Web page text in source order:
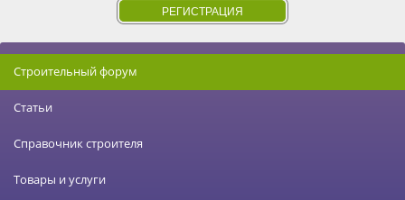
РЕГИСТРАЦИЯ
Строительный форум
Статьи
Справочник строителя
Товары и услуги